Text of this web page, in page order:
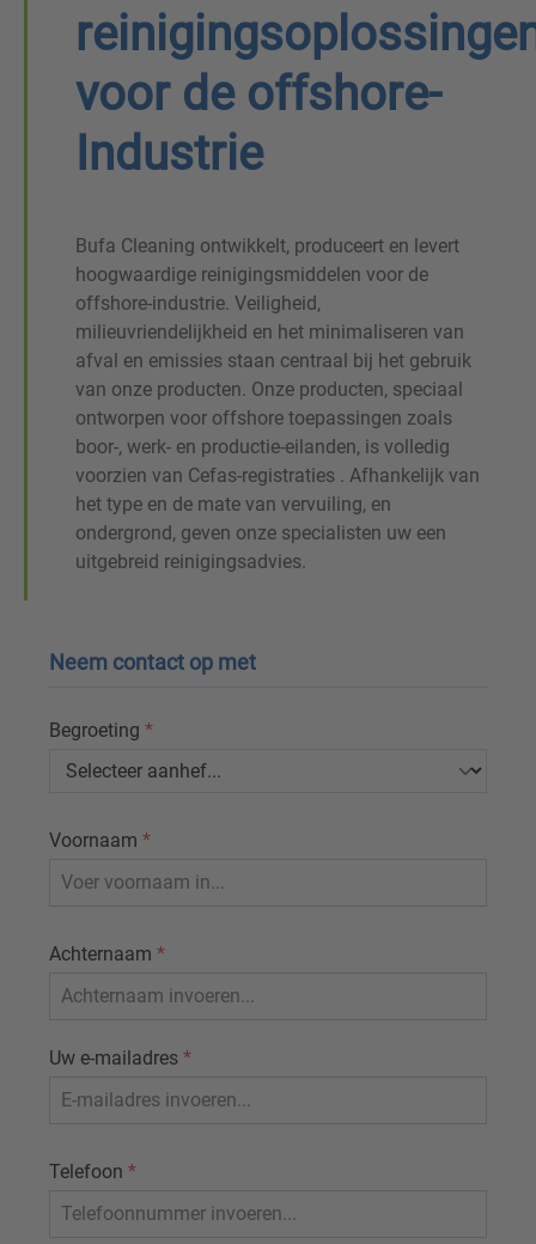
voor de offshore-
Industrie
Bufa Cleaning ontwikkelt, produceert en levert
hoogwaardige reinigingsmiddelen voor de
offshore-industrie. Veiligheid,
milieuvriendelijkheid en het minimaliseren van
afval en emissies staan centraal bij het gebruik
van onze producten. Onze producten, speciaal
ontworpen voor offshore toepassingen zoals
boor-, werk- en productie-eilanden, is volledig
voorzien van Cefas-registraties . Afhankelijk van
het type en de mate van vervuiling, en
ondergrond, geven onze specialisten uw een
uitgebreid reinigingsadvies.
Neem contact op met
Begroeting *
Voornaam *
Achternaam *
Uw e-mailadres *
Telefoon *